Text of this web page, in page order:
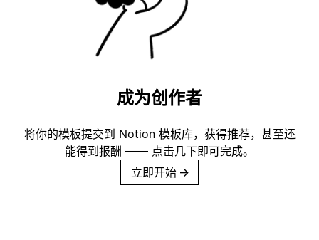
成为创作者
将你的模板提交到 Notion 模板库，获得推荐，甚至还
能得到报酬 —— 点击几下即可完成。
立即开始 →